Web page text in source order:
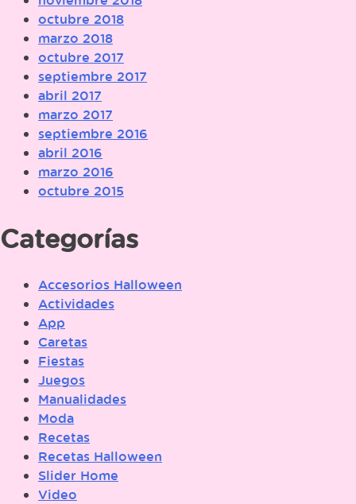
octubre 2018
marzo 2018
octubre 2017
septiembre 2017
abril 2017
marzo 2017
septiembre 2016
abril 2016
marzo 2016
octubre 2015
Categorías
Accesorios Halloween
Actividades
App
Caretas
Fiestas
Juegos
Manualidades
Moda
Recetas
Recetas Halloween
Slider Home
Video